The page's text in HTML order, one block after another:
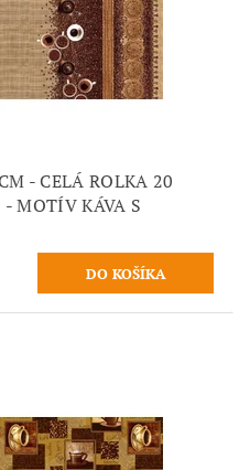
- CELÁ ROLKA 20
MOTÍV KÁVA S